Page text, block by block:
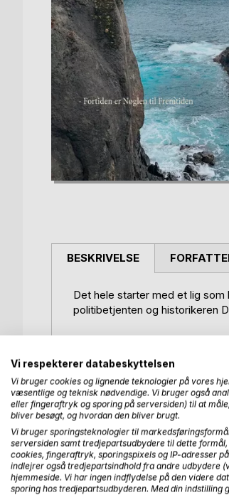
BESKRIVELSE
Det hele starter med et lig
politibetjenten og historikeren
Dette mord viser sig blot at
forsøget på at opklare sagen,
Der skal samarbejdes med
sammenfald viser sig. Daniel,
de mange mord. Han må helt
I en labyrint af gammel
Ofrene har kun en fællesnævne.
Vi respekterer databeskyttelsen
Vi bruger cookies og lignende teknologier på vores
væsentlige og teknisk nødvendige. Vi bruger også
eller fingeraftryk og sporing på serversiden) til at
bliver besøgt, og hvordan den bliver brugt.
Vi bruger sporingsteknologier til
serversiden samt tredjepartsudbydere til dette
cookies, fingeraftryk, sporingspixels og IP-adresser
indlejrer også tredjepartsindhold fra andre udbydere
hjemmeside. Vi har ingen indflydelse på den videre
sporing hos tredjepartsudbyderen. Med din indstilling